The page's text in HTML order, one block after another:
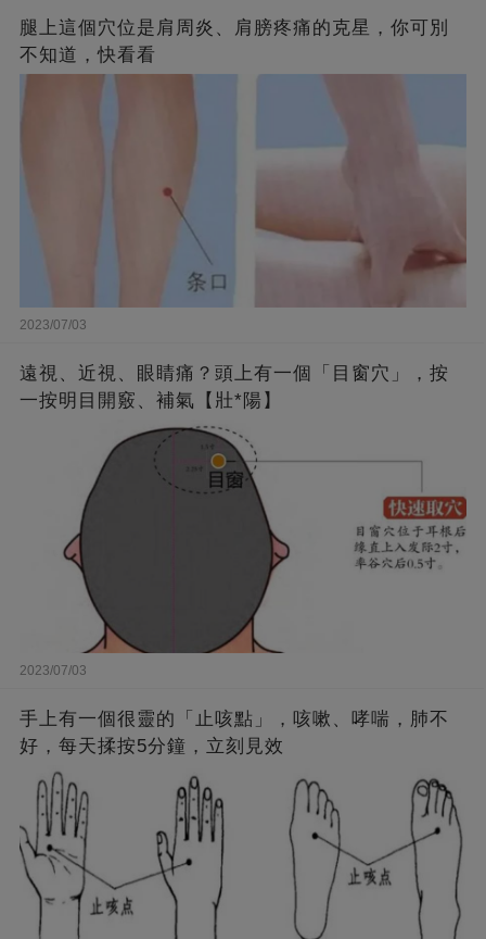
腿上這個穴位是肩周炎、肩膀疼痛的克星，你可別
不知道，快看看
2023/07/03
遠視、近視、眼睛痛？頭上有一個「目窗穴」，按
一按明目開竅、補氣【壯*陽】
2023/07/03
手上有一個很靈的「止咳點」，咳嗽、哮喘，肺不
好，每天揉按5分鐘，立刻見效